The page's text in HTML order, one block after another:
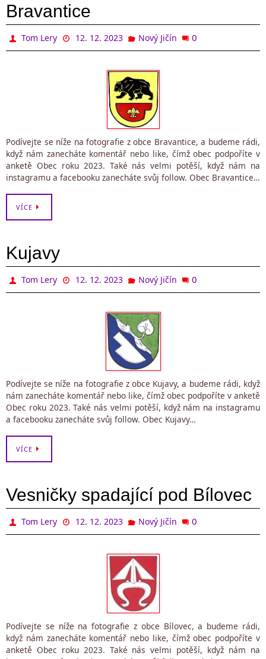
Bravantice
Tom Lery 12. 12. 2023 Nový Jičín 0
Podívejte se níže na fotografie z obce Bravantice, a budeme rádi,
když nám zanecháte komentář nebo like, čímž obec podpoříte v
anketě Obec roku 2023. Také nás velmi potěší, když nám na
instagramu a facebooku zanecháte svůj follow. Obec Bravantice…
VÍCE
Kujavy
Tom Lery 12. 12. 2023 Nový Jičín 0
Podívejte se níže na fotografie z obce Kujavy, a budeme rádi, když
nám zanecháte komentář nebo like, čímž obec podpoříte v anketě
Obec roku 2023. Také nás velmi potěší, když nám na instagramu
a facebooku zanecháte svůj follow. Obec Kujavy…
VÍCE
Vesničky spadající pod Bílovec
Tom Lery 12. 12. 2023 Nový Jičín 0
Podívejte se níže na fotografie z obce Bílovec, a budeme rádi,
když nám zanecháte komentář nebo like, čímž obec podpoříte v
anketě Obec roku 2023. Také nás velmi potěší, když nám na